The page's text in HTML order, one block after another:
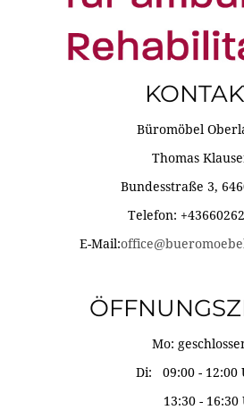
Büromöbel
Thomas
Bundesstraße 3,
Telefon:
E-Mail:
Mo:
Di: 09:00 - 12:00
13:30 - 16:30